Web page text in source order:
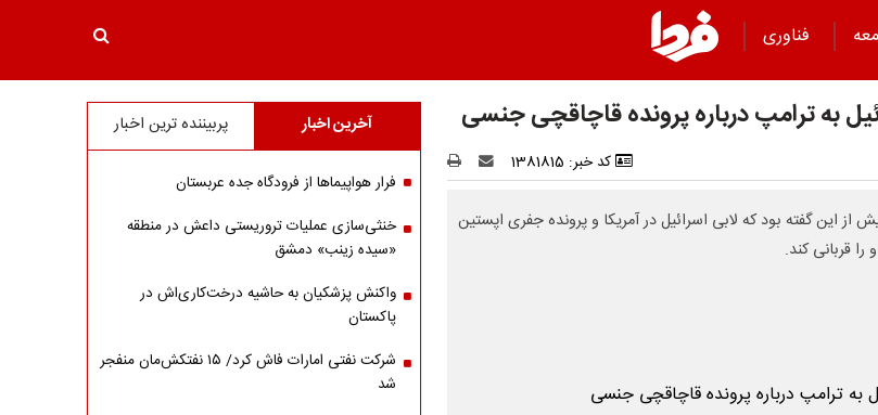
فناوری
به ترامپ درباره پرونده قاچاقچی جنسی
کد خبر: 1381815
از این گفته بود که لابی اسرائیل در آمریکا و پرونده جفری اپستین
قربانی کند.
آخرین اخبار پربیننده ترین اخبار
فرار هواپیماها از فرودگاه جده عربستان
خنثی‌سازی عملیات تروریستی داعش در منطقه
«سیده زینب» دمشق
واکنش پزشکیان به حاشیه درخت‌کاری‌اش در
پاکستان
شرکت نفتی امارات فاش کرد/ ۱۵ نفتکش‌مان منفجر
شد